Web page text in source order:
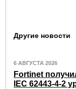
Другие новости
6 АВГУСТА 2026
Fortinet
IEC 62443-4-2